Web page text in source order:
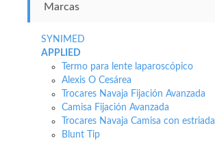
Marcas
SYNIMED
APPLIED
Termo para lente laparoscópico
Alexis O Cesárea
Trocares Navaja Fijación Avanzada
Camisa Fijación Avanzada
Trocares Navaja Camisa con estriada
Blunt Tip